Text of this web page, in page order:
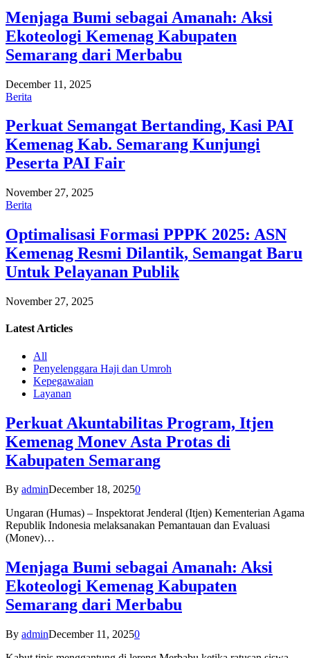
Menjaga Bumi sebagai Amanah: Aksi
Ekoteologi Kemenag Kabupaten
Semarang dari Merbabu
December 11, 2025
Berita
Perkuat Semangat Bertanding, Kasi PAI
Kemenag Kab. Semarang Kunjungi
Peserta PAI Fair
November 27, 2025
Berita
Optimalisasi Formasi PPPK 2025: ASN
Kemenag Resmi Dilantik, Semangat Baru
Untuk Pelayanan Publik
November 27, 2025
Latest Articles
All
Penyelenggara Haji dan Umroh
Kepegawaian
Layanan
Perkuat Akuntabilitas Program, Itjen
Kemenag Monev Asta Protas di
Kabupaten Semarang
By adminDecember 18, 20250
Ungaran (Humas) – Inspektorat Jenderal (Itjen) Kementerian Agama
Republik Indonesia melaksanakan Pemantauan dan Evaluasi
(Monev)…
Menjaga Bumi sebagai Amanah: Aksi
Ekoteologi Kemenag Kabupaten
Semarang dari Merbabu
By adminDecember 11, 20250